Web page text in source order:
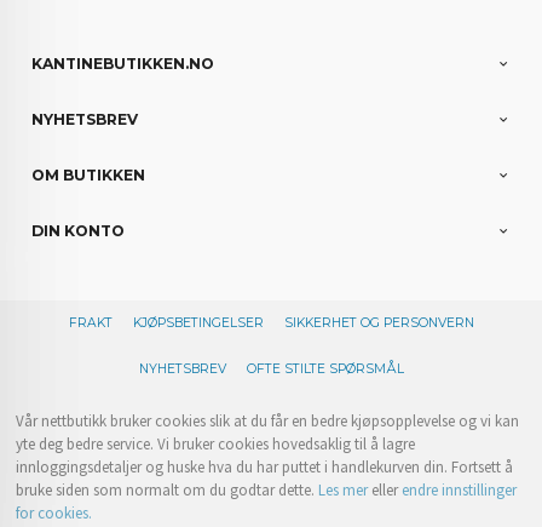
KANTINEBUTIKKEN.NO
NYHETSBREV
OM BUTIKKEN
DIN KONTO
FRAKT KJØPSBETINGELSER SIKKERHET OG PERSONVERN
NYHETSBREV OFTE STILTE SPØRSMÅL
Vår nettbutikk bruker cookies slik at du får en bedre kjøpsopplevelse og vi kan
yte deg bedre service. Vi bruker cookies hovedsaklig til å lagre
innloggingsdetaljer og huske hva du har puttet i handlekurven din. Fortsett å
bruke siden som normalt om du godtar dette. Les merellerendre innstillinger
for cookies.